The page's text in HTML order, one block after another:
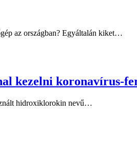
az országban? Egyáltalán kiket…
kezelni koronavírus-
hidroxiklorokin nevű…